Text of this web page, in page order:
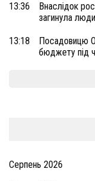
13:36
Внаслідок
загинула
13:18
Посадовицю
бюджету під
Серпень 2026